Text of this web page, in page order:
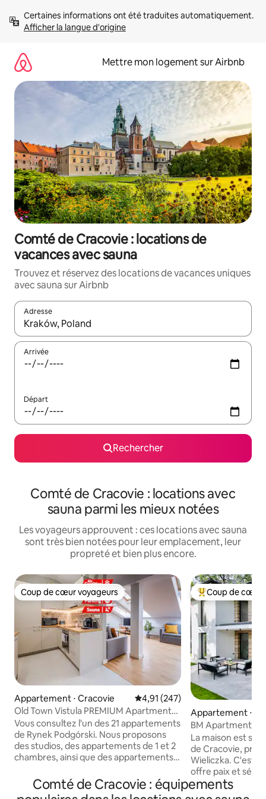
directement
Afficher la langue d'origine
Mettre mon logement sur Airbnb
Comté de Cracovie : locations de
vacances avec sauna
Trouvez et réservez des locations de vacances uniques
avec sauna sur Airbnb
Adresse
Lorsque les résultats s'affichent, utilisez les flèches vers le
Arrivée
Départ
Rechercher
Comté de Cracovie : locations avec
sauna parmi les mieux notées
Les voyageurs approuvent : ces locations avec sauna
sont très bien notées pour leur emplacement, leur
propreté et bien plus encore.
Coup de cœur voyageurs
Coup de cœur voyageurs
Appartement ⋅ Cracovie Évaluation moyenne sur la
4,91 (247)
Old Town Vistula PREMIUM Apartments
**** - 85 m2
Vous consultez l'un des 21 appartements
de Rynek Podgórski. Nous proposons
des studios, des appartements de 1 et 2
chambres, ainsi que des appartements
privé, certains disposant également d'un
jacuzzi. Chaque appartement comprend
Coups de cœur
Coup de cœur
Appartement ⋅
BM Apartments
La maison est
de Cracovie, près
Wieliczka. C'est
offre paix et
moderne fait
deux étages. Il
Comté de Cracovie : équipements